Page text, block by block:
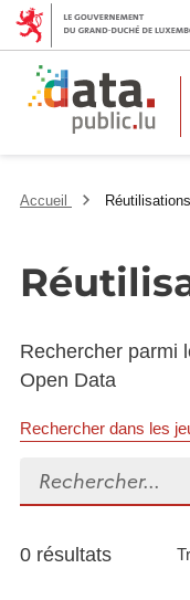
Accueil Réutilisations
Rechercher parmi
Open Data
Rechercher dans les
Rechercher...
0 résultats